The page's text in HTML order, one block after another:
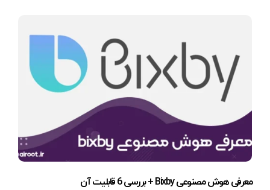
معرفی هوش مصنوعی Bixby + بررسی 6 قابلیت آن